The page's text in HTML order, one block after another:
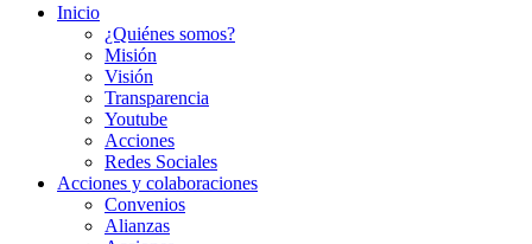
Inicio
¿Quiénes somos?
Misión
Visión
Transparencia
Youtube
Acciones
Redes Sociales
Acciones y colaboraciones
Convenios
Alianzas